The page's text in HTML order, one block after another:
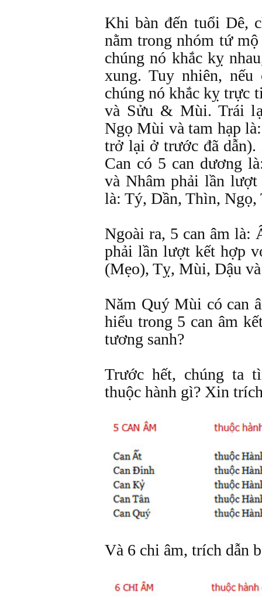
Khi bàn đến tuổi Dê,
nằm trong nhóm tứ
chúng nó khắc kỵ
xung. Tuy nhiên,
chúng nó khắc kỵ trực
và Sửu & Mùi. Trái
Ngọ Mùi và tam hạp
trở lại ở trước đã
Can có 5 can dương
và Nhâm phải lần
là: Tý, Dần, Thìn, Ngọ,
Ngoài ra, 5 can âm
phải lần lượt kết hợp
(Mẹo), Tỵ, Mùi, Dậu
Năm Quý Mùi có can
hiểu trong 5 can âm
tương sanh?
Trước hết, chúng ta
thuộc hành gì? Xin
Và 6 chi âm, trích dẫn